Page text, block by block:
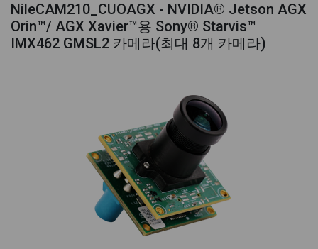
NileCAM210_CUOAGX - NVIDIA® Jetson AGX
Orin™/ AGX Xavier™용 Sony® Starvis™
IMX462 GMSL2 카메라(최대 8개 카메라)